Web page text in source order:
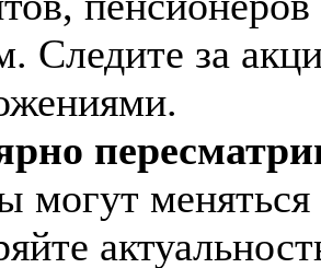
Следите за
могут